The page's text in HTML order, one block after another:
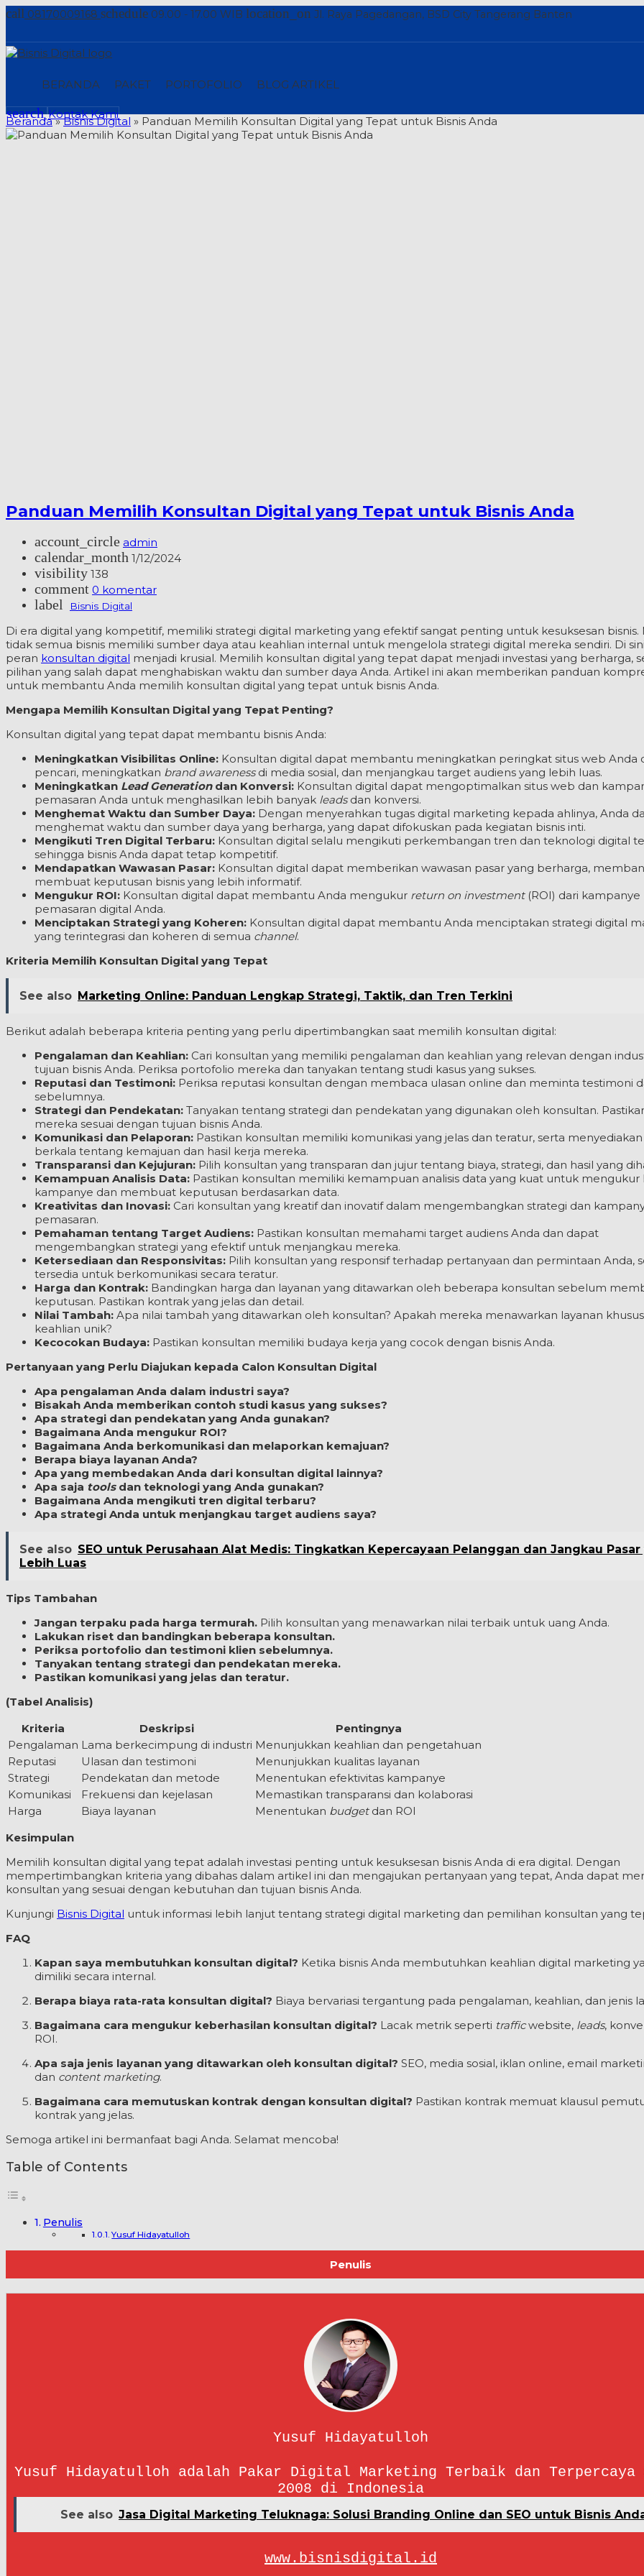
call 08170009168 schedule 09.00 - 17.00 WIB location_on Jl. Raya Pagedangan, BSD City Tangerang Banten
BERANDA PAKET PORTOFOLIO BLOG ARTIKEL
search Kontak Kami
Beranda»Bisnis Digital » Panduan Memilih Konsultan Digital yang Tepat untuk Bisnis Anda
Panduan Memilih Konsultan Digital yang Tepat untuk Bisnis Anda
account_circle admin
calendar_month 1/12/2024
visibility 138
comment 0 komentar
label Bisnis Digital
Di era digital yang kompetitif, memiliki strategi digital marketing yang efektif sangat penting untuk kesuksesan bisnis.
tidak semua bisnis memiliki sumber daya atau keahlian internal untuk mengelola strategi digital mereka sendiri. Di
peran konsultan digital menjadi krusial. Memilih konsultan digital yang tepat dapat menjadi investasi yang berharga,
pilihan yang salah dapat menghabiskan waktu dan sumber daya Anda. Artikel ini akan memberikan panduan
untuk membantu Anda memilih konsultan digital yang tepat untuk bisnis Anda.
Mengapa Memilih Konsultan Digital yang Tepat Penting?
Konsultan digital yang tepat dapat membantu bisnis Anda:
Meningkatkan Visibilitas Online: Konsultan digital dapat membantu meningkatkan peringkat situs web Anda
pencari, meningkatkan brand awarenessdi media sosial, dan menjangkau target audiens yang lebih luas.
Meningkatkan Lead Generationdan Konversi: Konsultan digital dapat mengoptimalkan situs web dan
pemasaran Anda untuk menghasilkan lebih banyak leadsdan konversi.
Menghemat Waktu dan Sumber Daya: Dengan menyerahkan tugas digital marketing kepada ahlinya, Anda
menghemat waktu dan sumber daya yang berharga, yang dapat difokuskan pada kegiatan bisnis inti.
Mengikuti Tren Digital Terbaru: Konsultan digital selalu mengikuti perkembangan tren dan teknologi digital
sehingga bisnis Anda dapat tetap kompetitif.
Mendapatkan Wawasan Pasar: Konsultan digital dapat memberikan wawasan pasar yang berharga,
membuat keputusan bisnis yang lebih informatif.
Mengukur ROI: Konsultan digital dapat membantu Anda mengukur return on investment(ROI) dari kampanye
pemasaran digital Anda.
Menciptakan Strategi yang Koheren: Konsultan digital dapat membantu Anda menciptakan strategi digital
yang terintegrasi dan koheren di semua channel.
Kriteria Memilih Konsultan Digital yang Tepat
See also Marketing Online: Panduan Lengkap Strategi, Taktik, dan Tren Terkini
Berikut adalah beberapa kriteria penting yang perlu dipertimbangkan saat memilih konsultan digital:
Pengalaman dan Keahlian: Cari konsultan yang memiliki pengalaman dan keahlian yang relevan dengan
tujuan bisnis Anda. Periksa portofolio mereka dan tanyakan tentang studi kasus yang sukses.
Reputasi dan Testimoni: Periksa reputasi konsultan dengan membaca ulasan online dan meminta testimoni
sebelumnya.
Strategi dan Pendekatan: Tanyakan tentang strategi dan pendekatan yang digunakan oleh konsultan.
mereka sesuai dengan tujuan bisnis Anda.
Komunikasi dan Pelaporan: Pastikan konsultan memiliki komunikasi yang jelas dan teratur, serta
berkala tentang kemajuan dan hasil kerja mereka.
Transparansi dan Kejujuran: Pilih konsultan yang transparan dan jujur tentang biaya, strategi, dan hasil yang
Kemampuan Analisis Data: Pastikan konsultan memiliki kemampuan analisis data yang kuat untuk mengukur
kampanye dan membuat keputusan berdasarkan data.
Kreativitas dan Inovasi: Cari konsultan yang kreatif dan inovatif dalam mengembangkan strategi dan
pemasaran.
Pemahaman tentang Target Audiens: Pastikan konsultan memahami target audiens Anda dan dapat
mengembangkan strategi yang efektif untuk menjangkau mereka.
Ketersediaan dan Responsivitas: Pilih konsultan yang responsif terhadap pertanyaan dan permintaan Anda,
tersedia untuk berkomunikasi secara teratur.
Harga dan Kontrak: Bandingkan harga dan layanan yang ditawarkan oleh beberapa konsultan sebelum
keputusan. Pastikan kontrak yang jelas dan detail.
Nilai Tambah: Apa nilai tambah yang ditawarkan oleh konsultan? Apakah mereka menawarkan layanan
keahlian unik?
Kecocokan Budaya: Pastikan konsultan memiliki budaya kerja yang cocok dengan bisnis Anda.
Pertanyaan yang Perlu Diajukan kepada Calon Konsultan Digital
Apa pengalaman Anda dalam industri saya?
Bisakah Anda memberikan contoh studi kasus yang sukses?
Apa strategi dan pendekatan yang Anda gunakan?
Bagaimana Anda mengukur ROI?
Bagaimana Anda berkomunikasi dan melaporkan kemajuan?
Berapa biaya layanan Anda?
Apa yang membedakan Anda dari konsultan digital lainnya?
Apa saja toolsdan teknologi yang Anda gunakan?
Bagaimana Anda mengikuti tren digital terbaru?
Apa strategi Anda untuk menjangkau target audiens saya?
See also SEO untuk Perusahaan Alat Medis: Tingkatkan Kepercayaan Pelanggan dan Jangkau Pasar
Lebih Luas
Tips Tambahan
Jangan terpaku pada harga termurah. Pilih konsultan yang menawarkan nilai terbaik untuk uang Anda.
Lakukan riset dan bandingkan beberapa konsultan.
Periksa portofolio dan testimoni klien sebelumnya.
Tanyakan tentang strategi dan pendekatan mereka.
Pastikan komunikasi yang jelas dan teratur.
(Tabel Analisis)
Kriteria
Deskripsi
Pentingnya
Pengalaman Lama berkecimpung di industri Menunjukkan keahlian dan pengetahuan
Reputasi
Ulasan dan testimoni
Menunjukkan kualitas layanan
Strategi
Pendekatan dan metode
Menentukan efektivitas kampanye
Komunikasi
Frekuensi dan kejelasan
Memastikan transparansi dan kolaborasi
Harga
Biaya layanan Menentukan budgetdan ROI
Kesimpulan
Memilih konsultan digital yang tepat adalah investasi penting untuk kesuksesan bisnis Anda di era digital. Dengan
mempertimbangkan kriteria yang dibahas dalam artikel ini dan mengajukan pertanyaan yang tepat, Anda dapat
konsultan yang sesuai dengan kebutuhan dan tujuan bisnis Anda.
Kunjungi Bisnis Digital untuk informasi lebih lanjut tentang strategi digital marketing dan pemilihan konsultan yang
FAQ
Kapan saya membutuhkan konsultan digital? Ketika bisnis Anda membutuhkan keahlian digital marketing
dimiliki secara internal.
Berapa biaya rata-rata konsultan digital? Biaya bervariasi tergantung pada pengalaman, keahlian, dan jenis
Bagaimana cara mengukur keberhasilan konsultan digital? Lacak metrik seperti trafficwebsite, leads,
ROI.
Apa saja jenis layanan yang ditawarkan oleh konsultan digital? SEO, media sosial, iklan online, email
dan content marketing.
Bagaimana cara memutuskan kontrak dengan konsultan digital? Pastikan kontrak memuat klausul
kontrak yang jelas.
Semoga artikel ini bermanfaat bagi Anda. Selamat mencoba!
Table of Contents
Penulis
Yusuf Hidayatulloh
Penulis
Yusuf Hidayatulloh
Yusuf Hidayatulloh adalah Pakar Digital Marketing Terbaik dan Terpercaya
2008 di Indonesia
See also Jasa Digital Marketing Teluknaga: Solusi Branding Online dan SEO untuk Bisnis
www.bisnisdigital.id